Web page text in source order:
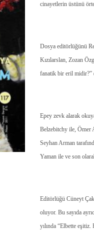
cinayetlerin üstünü
Dosya editörlüğünü
Kızılarslan, Zozan
fanatik bir eril midir?”
Epey zevk alarak
Belzebitchy ile, Ömer
Seyhan Arman
Yaman ile ve son
Editörlüğü Cüneyt
oluyor. Bu sayıda
yılında “Elbette